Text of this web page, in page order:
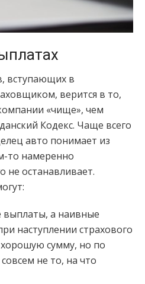
вступающих в
верится в то,
«чище», чем
Кодекс. Чаще всего
авто понимает из
то намеренно
не останавливает.
выплаты, а наивные
наступлении страхового
сумму, но по
не то, на что